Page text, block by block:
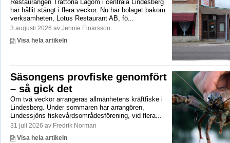
Restaurangen Trattoria Lagom i centrala Lindesberg
har hållit stängt i flera veckor. Nu har bolaget bakom
verksamheten, Lotus Restaurant AB, fö...
3 augusti 2026 av Jennie Einarsson
Visa hela artikeln
Säsongens provfiske genomfört
– så gick det
Om två veckor arrangeras allmänhetens kräftfiske i
Lindesberg. Under sommaren har arrangören,
Lindessjöns fiskevårdsområdesförening, vid flera...
31 juli 2026 av Fredrik Norman
Visa hela artikeln